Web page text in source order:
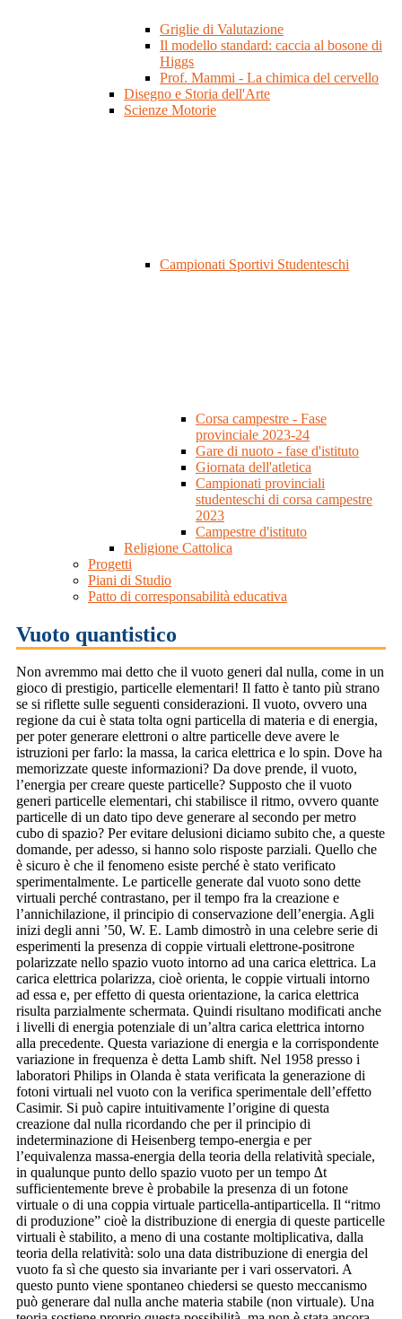
Griglie di Valutazione
Il modello standard: caccia al bosone di
Higgs
Prof. Mammi - La chimica del cervello
Disegno e Storia dell'Arte
Scienze Motorie
Campionati Sportivi Studenteschi
Corsa campestre - Fase
provinciale 2023-24
Gare di nuoto - fase d'istituto
Giornata dell'atletica
Campionati provinciali
studenteschi di corsa campestre
2023
Campestre d'istituto
Religione Cattolica
Progetti
Piani di Studio
Patto di corresponsabilità educativa
Vuoto quantistico
Non avremmo mai detto che il vuoto generi dal nulla, come in un
gioco di prestigio, particelle elementari! Il fatto è tanto più strano
se si riflette sulle seguenti considerazioni. Il vuoto, ovvero una
regione da cui è stata tolta ogni particella di materia e di energia,
per poter generare elettroni o altre particelle deve avere le
istruzioni per farlo: la massa, la carica elettrica e lo spin. Dove ha
memorizzate queste informazioni? Da dove prende, il vuoto,
l’energia per creare queste particelle? Supposto che il vuoto
generi particelle elementari, chi stabilisce il ritmo, ovvero quante
particelle di un dato tipo deve generare al secondo per metro
cubo di spazio? Per evitare delusioni diciamo subito che, a queste
domande, per adesso, si hanno solo risposte parziali. Quello che
è sicuro è che il fenomeno esiste perché è stato verificato
sperimentalmente. Le particelle generate dal vuoto sono dette
virtuali perché contrastano, per il tempo fra la creazione e
l’annichilazione, il principio di conservazione dell’energia. Agli
inizi degli anni ’50, W. E. Lamb dimostrò in una celebre serie di
esperimenti la presenza di coppie virtuali elettrone-positrone
polarizzate nello spazio vuoto intorno ad una carica elettrica. La
carica elettrica polarizza, cioè orienta, le coppie virtuali intorno
ad essa e, per effetto di questa orientazione, la carica elettrica
risulta parzialmente schermata. Quindi risultano modificati anche
i livelli di energia potenziale di un’altra carica elettrica intorno
alla precedente. Questa variazione di energia e la corrispondente
variazione in frequenza è detta Lamb shift. Nel 1958 presso i
laboratori Philips in Olanda è stata verificata la generazione di
fotoni virtuali nel vuoto con la verifica sperimentale dell’effetto
Casimir. Si può capire intuitivamente l’origine di questa
creazione dal nulla ricordando che per il principio di
indeterminazione di Heisenberg tempo-energia e per
l’equivalenza massa-energia della teoria della relatività speciale,
in qualunque punto dello spazio vuoto per un tempo ∆t
sufficientemente breve è probabile la presenza di un fotone
virtuale o di una coppia virtuale particella-antiparticella. Il “ritmo
di produzione” cioè la distribuzione di energia di queste particelle
virtuali è stabilito, a meno di una costante moltiplicativa, dalla
teoria della relatività: solo una data distribuzione di energia del
vuoto fa sì che questo sia invariante per i vari osservatori. A
questo punto viene spontaneo chiedersi se questo meccanismo
può generare dal nulla anche materia stabile (non virtuale). Una